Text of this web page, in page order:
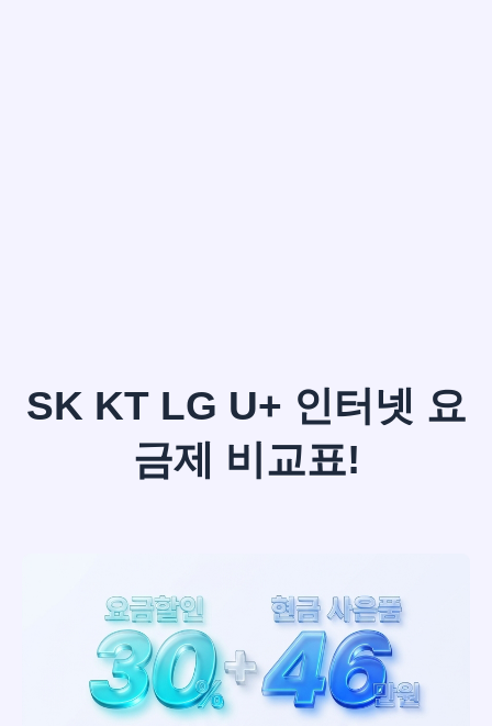
SK KT LG U+ 인터넷 요
금제 비교표!